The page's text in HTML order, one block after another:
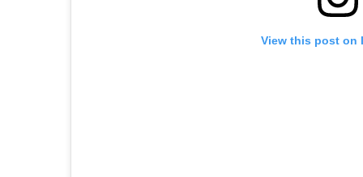
View this post on